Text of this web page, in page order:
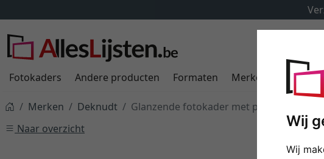
Wij
Wij
Fotokaders Andere producten Formaten Merken Kaders
Merken Deknudt
Glanzende fotokader met passe-partout
Naar overzicht